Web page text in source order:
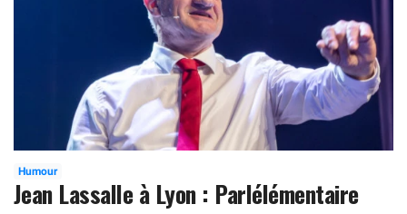
Humour
Jean Lassalle à Lyon : Parlélémentaire